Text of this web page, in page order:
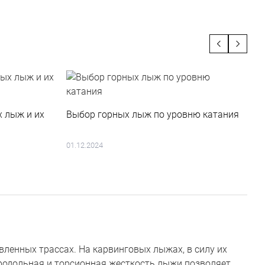
лыж и их
Выбор горных лыж по уровню катания
01.12.2024
трассах. На карвинговых лыжах, в силу их